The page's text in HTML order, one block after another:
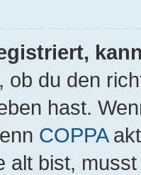
ob du den
hast.
COPPA
alt bist,